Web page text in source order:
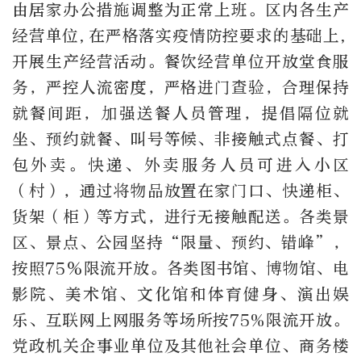
由居家办公措施调整为正常上班。区内各生产
经营单位,在严格落实疫情防控要求的基础上,
开展生产经营活动。餐饮经营单位开放堂食服
务，严控人流密度，严格进门查验，合理保持
就餐间距，加强送餐人员管理，提倡隔位就
坐、预约就餐、叫号等候、非接触式点餐、打
包外卖。快递、外卖服务人员可进入小区
（村），通过将物品放置在家门口、快递柜、
货架（柜）等方式，进行无接触配送。各类景
区、景点、公园坚持“限量、预约、错峰”，
按照75％限流开放。各类图书馆、博物馆、电
影院、美术馆、文化馆和体育健身、演出娱
乐、互联网上网服务等场所按75%限流开放。
党政机关企事业单位及其他社会单位、商务楼